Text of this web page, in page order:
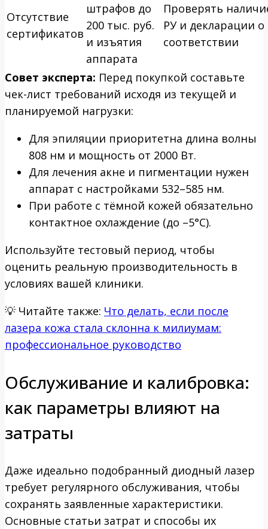
Отсутствие
сертификатов
штрафов до
200 тыс. руб.
и изъятия
аппарата
Проверять
РУ и декларации о
соответствии
Совет эксперта: Перед покупкой составьте
чек-лист требований исходя из текущей и
планируемой нагрузки:
Для эпиляции приоритетна длина волны
808 нм и мощность от 2000 Вт.
Для лечения акне и пигментации нужен
аппарат с настройками 532–585 нм.
При работе с тёмной кожей обязательно
контактное охлаждение (до –5°C).
Используйте тестовый период, чтобы
оценить реальную производительность в
условиях вашей клиники.
💡 Читайте также: Что делать, если после
лазера кожа стала склонна к милиумам:
профессиональное руководство
Обслуживание и калибровка:
как параметры влияют на
затраты
Даже идеально подобранный диодный лазер
требует регулярного обслуживания, чтобы
сохранять заявленные характеристики.
Основные статьи затрат и способы их